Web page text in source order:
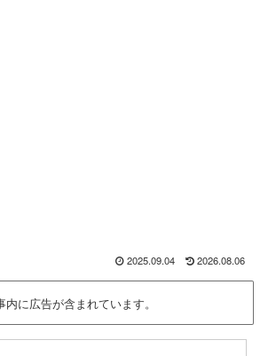
2025.09.04 2026.08.06
内に広告が含まれています。